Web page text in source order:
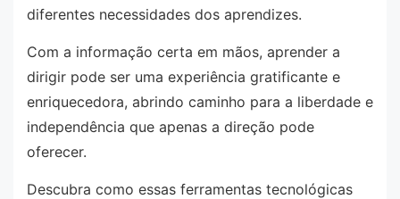
diferentes necessidades dos aprendizes.
Com a informação certa em mãos, aprender a
dirigir pode ser uma experiência gratificante e
enriquecedora, abrindo caminho para a liberdade e
independência que apenas a direção pode
oferecer.
Descubra como essas ferramentas tecnológicas